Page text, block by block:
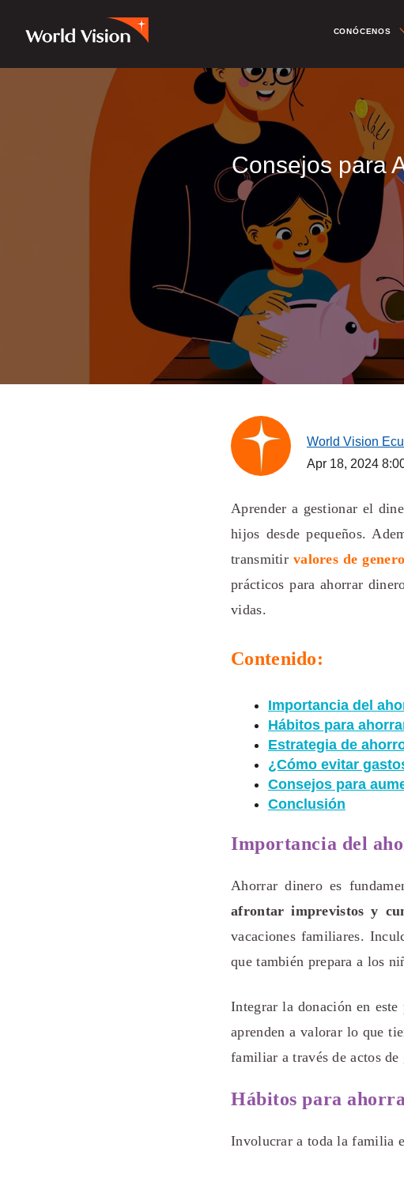
CONÓCENOS
Consejos para
World Vision
Apr 18, 2024
Aprender a gestionar el
hijos desde pequeños.
transmitir valores de
prácticos para ahorrar
vidas.
Contenido:
Importancia del
Hábitos para
Estrategia de
¿Cómo evitar
Consejos para
Conclusión
Importancia del
Ahorrar dinero es
afrontar imprevistos y
vacaciones familiares.
que también prepara a los
Integrar la donación en este
aprenden a valorar lo que
familiar a través de actos de
Hábitos para
Involucrar a toda la familia